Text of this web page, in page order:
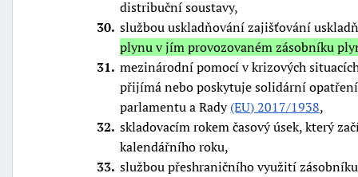
distribuční soustavy,
30 službou uskladňování zajišťování
plynu v jím provozovaném zásobníku
31 mezinárodní pomocí v krizových
přijímá nebo poskytuje solidární
parlamentu a Rady(EU) 2017/1938,
32 skladovacím rokem časový úsek, který
kalendářního roku,
33 službou přeshraničního využití